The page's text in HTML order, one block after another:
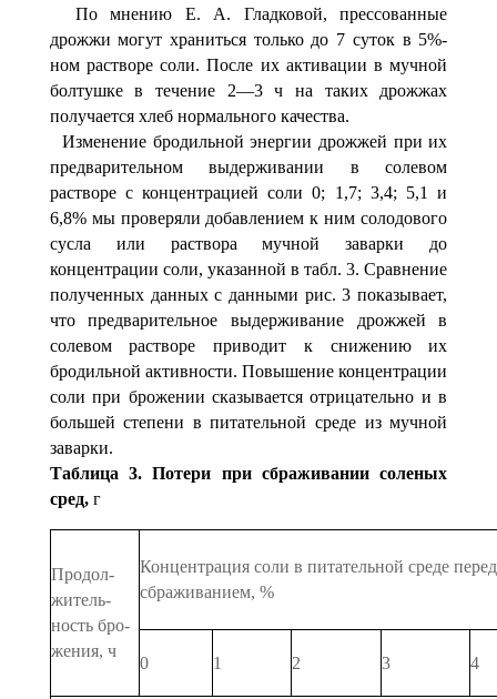
По мнению Е. А. Гладковой, прессованные
дрожжи мо­гут храниться только до 7 суток в 5%-
ном растворе соли. После их активации в мучной
болтушке в течение 2—3 ч на таких дрожжах
получается хлеб нормального качества.
Изменение бродильной энергии дрожжей при их
пред­варительном выдерживании в солевом
растворе с концент­рацией соли 0; 1,7; 3,4; 5,1 и
6,8% мы проверяли добавле­нием к ним солодового
сусла или раствора мучной заварки до
концентрации соли, указанной в табл. 3. Сравнение
полученных данных с данными рис. 3 показывает,
что пред­варительное выдерживание дрожжей в
солевом растворе приводит к снижению их
бродильной активности. Повыше­ние концентрации
соли при брожении сказывается отри­цательно и в
большей степени в питательной среде из муч­ной
заварки.
Таблица 3. Потери при сбраживании соленых
сред,г
Продол­
житель­
ность бро­
жения, ч
Концентрация соли впитательной среде перед
сбраживанием, %
0 1 2 3 4